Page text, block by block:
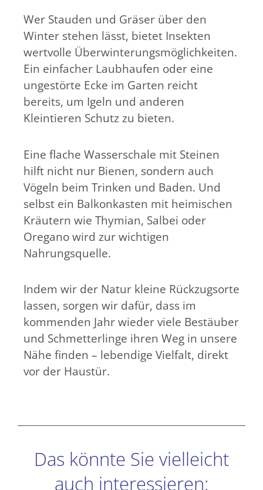
Wer Stauden und Gräser über den
Winter stehen lässt, bietet Insekten
wertvolle Überwinterungsmöglichkeiten.
Ein einfacher Laubhaufen oder eine
ungestörte Ecke im Garten reicht
bereits, um Igeln und anderen
Kleintieren Schutz zu bieten.
Eine flache Wasserschale mit Steinen
hilft nicht nur Bienen, sondern auch
Vögeln beim Trinken und Baden. Und
selbst ein Balkonkasten mit heimischen
Kräutern wie Thymian, Salbei oder
Oregano wird zur wichtigen
Nahrungsquelle.
Indem wir der Natur kleine Rückzugsorte
lassen, sorgen wir dafür, dass im
kommenden Jahr wieder viele Bestäuber
und Schmetterlinge ihren Weg in unsere
Nähe finden – lebendige Vielfalt, direkt
vor der Haustür.
Das könnte Sie vielleicht
auch interessieren: